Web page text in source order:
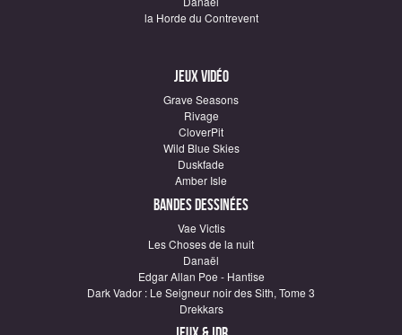
la Horde du Contrevent
Jeux vidéo
Grave Seasons
Rivage
CloverPit
Wild Blue Skies
Duskfade
Amber Isle
Bandes dessinées
Vae Victis
Les Choses de la nuit
Danaël
Edgar Allan Poe - Hantise
Dark Vador : Le Seigneur noir des Sith, Tome 3
Drekkars